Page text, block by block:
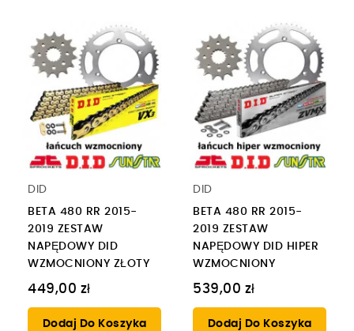
DID
BETA 480 RR 2015-
2019 ZESTAW
NAPĘDOWY DID
WZMOCNIONY ZŁOTY
449,00 zł
Dodaj Do Koszyka
DID
BETA 480 RR 2015-
2019 ZESTAW
NAPĘDOWY DID HIPER
WZMOCNIONY
539,00 zł
Dodaj Do Koszyka